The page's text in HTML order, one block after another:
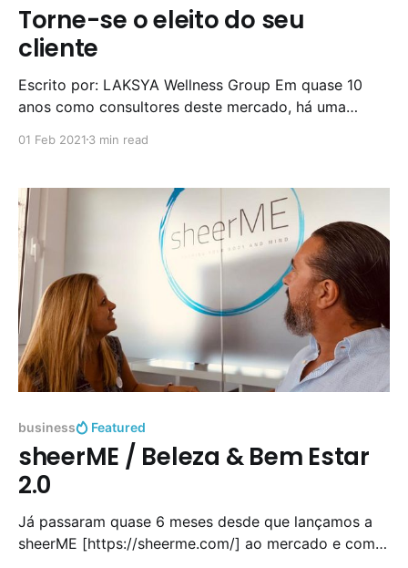
Torne-se o eleito do seu
cliente
Escrito por: LAKSYA Wellness Group Em quase 10
anos como consultores deste mercado, há uma
marcas que desejam crescer e prosperar. Como
cliente valorize o preço que pratico, mantendo-se
01 Feb 2021 3 min read
business Featured
sheerME / Beleza & Bem Estar
2.0
Já passaram quase 6 meses desde que lançamos a
sheerME [https://sheerme.com/] ao mercado e com o